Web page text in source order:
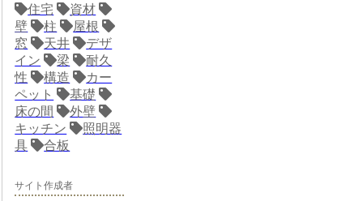
住宅
資材
壁
柱
屋根
窓
天井
デザ
イン
梁
耐久
性
構造
カー
ペット
基礎
床の間
外壁
キッチン
照明器
具
合板
サイト作成者